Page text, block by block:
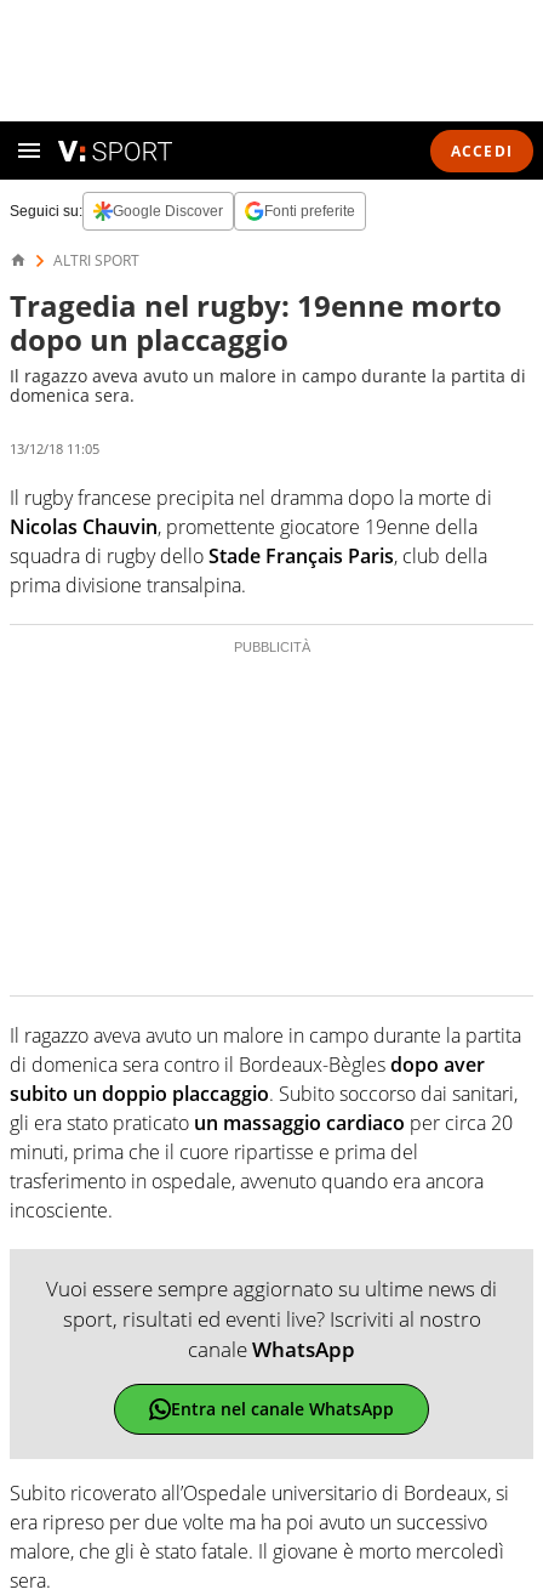
ACCEDI
Seguici su: Google Discover Fonti preferite
ALTRI SPORT
Tragedia nel rugby: 19enne morto
dopo un placcaggio
Il ragazzo aveva avuto un malore in campo durante la partita di
domenica sera.
13/12/18 11:05
Il rugby francese precipita nel dramma dopo la morte di
Nicolas Chauvin, promettente giocatore 19enne della
squadra di rugby delloStade Français Paris, club della
prima divisione transalpina.
Il ragazzo aveva avuto un malore in campo durante la partita
di domenica sera contro il Bordeaux-Bèglesdopo aver
subito un doppio placcaggio. Subito soccorso dai sanitari,
gli era stato praticato un massaggio cardiaco per circa 20
minuti, prima che il cuore ripartisse e prima del
trasferimento in ospedale, avvenuto quando era ancora
incosciente.
Vuoi essere sempre aggiornato su ultime news di
sport, risultati ed eventi live? Iscriviti al nostro
canaleWhatsApp
Entra nel canale WhatsApp
Subito ricoverato all’Ospedale universitario di Bordeaux, si
era ripreso per due volte ma ha poi avuto un successivo
malore, che gli è stato fatale. Il giovane è morto mercoledì
sera.